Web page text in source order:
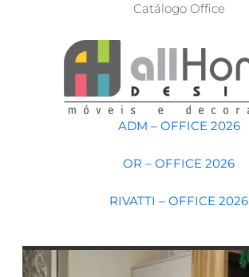
Catálogo Office
ADM – OFFICE 2026
OR – OFFICE 2026
RIVATTI – OFFICE 2026